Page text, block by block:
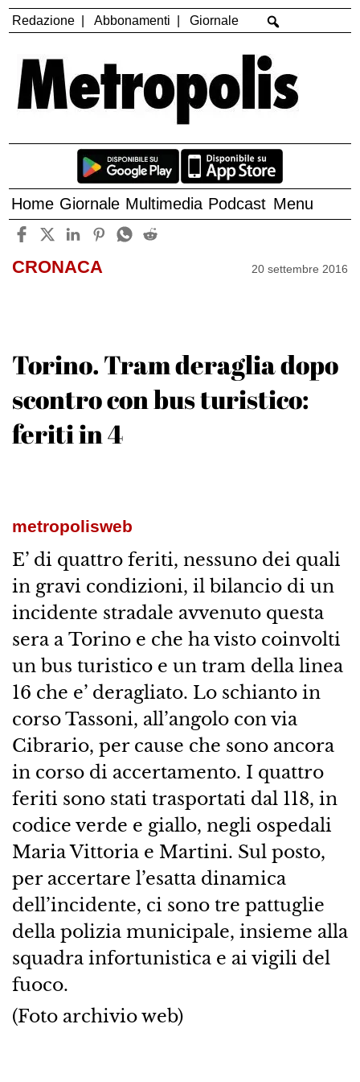
Redazione Abbonamenti Giornale
Home Giornale Multimedia Podcast Menu
CRONACA 20 settembre 2016
Torino. Tram deraglia dopo
scontro con bus turistico:
feriti in 4
metropolisweb
E’ di quattro feriti, nessuno dei quali
in gravi condizioni, il bilancio di un
incidente stradale avvenuto questa
sera a Torino e che ha visto coinvolti
un bus turistico e un tram della linea
16 che e’ deragliato. Lo schianto in
corso Tassoni, all’angolo con via
Cibrario, per cause che sono ancora
in corso di accertamento. I quattro
feriti sono stati trasportati dal 118, in
codice verde e giallo, negli ospedali
Maria Vittoria e Martini. Sul posto,
per accertare l’esatta dinamica
dell’incidente, ci sono tre pattuglie
della polizia municipale, insieme alla
squadra infortunistica e ai vigili del
fuoco.
(Foto archivio web)